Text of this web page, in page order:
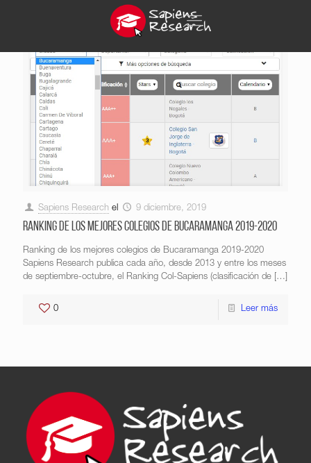
Sapiens Research el 9 diciembre, 2019
Ranking de los mejores colegios de Bucaramanga 2019-2020
Ranking de los mejores colegios de Bucaramanga 2019-2020
Sapiens Research publica cada año, desde 2013 y entre los meses
de septiembre-octubre, el Ranking Col-Sapiens (clasificación de […]
0 Leer más